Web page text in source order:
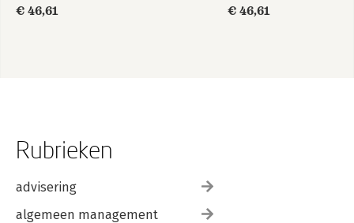
€ 46,61
€ 46,61
Rubrieken
advisering
algemeen management